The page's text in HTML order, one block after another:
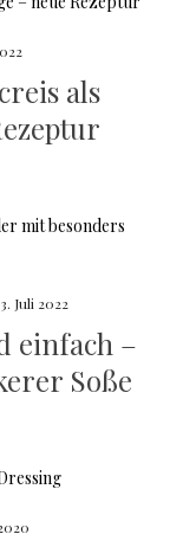
als
3. Juli 2022
einfach –
Soße